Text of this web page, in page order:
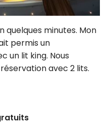
quelques minutes. Mon
permis un
un lit king. Nous
avec 2 lits.